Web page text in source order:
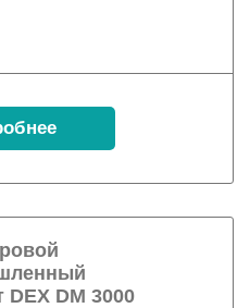
DEX DM 3000